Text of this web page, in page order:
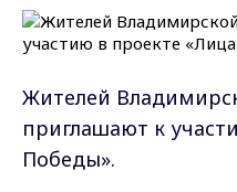
Жителей
приглашают к
Победы».